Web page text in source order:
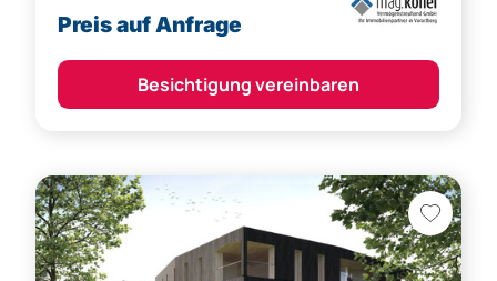
Preis auf Anfrage
Besichtigung vereinbaren